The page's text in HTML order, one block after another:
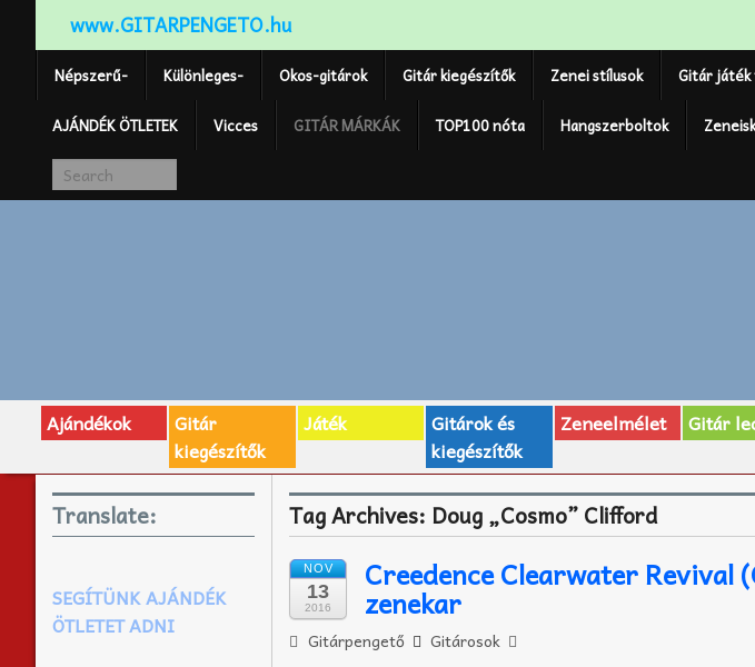
www.GITARPENGETO.hu
Népszerű- Különleges- Okos-gitárok Gitár kiegészítők Zenei stílusok Gitár játék
AJÁNDÉK ÖTLETEK Vicces GITÁR MÁRKÁK TOP100 nóta Hangszerboltok
Ajándékok
Gitár
kiegészítők
Játék
Gitárok és
kiegészítők
Zeneelmélet Gitár
Tag Archives: Doug „Cosmo” Clifford
NOV
13
2016
Creedence Clearwater Revival
zenekar
Gitárpengető Gitárosok
Translate:
SEGÍTÜNK AJÁNDÉK
ÖTLETET ADNI